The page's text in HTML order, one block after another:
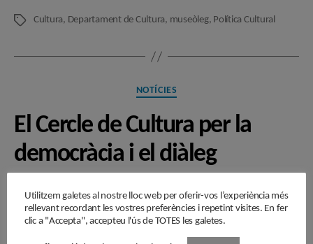
Etiquetes
Cultura, Departament de Cultura, museòleg, Política Cultural
Categories
NOTÍCIES
El Cercle de Cultura per la
democràcia i el diàleg
Autor
de
l'entrada
Per admin
de
l'entrada
16/10/2019
Utilitzem galetes al nostre lloc web per oferir-vos l’experiència més
rellevant recordant les vostres preferències i repetint visites. En fer
clic a "Accepta", accepteu l'ús de TOTES les galetes.